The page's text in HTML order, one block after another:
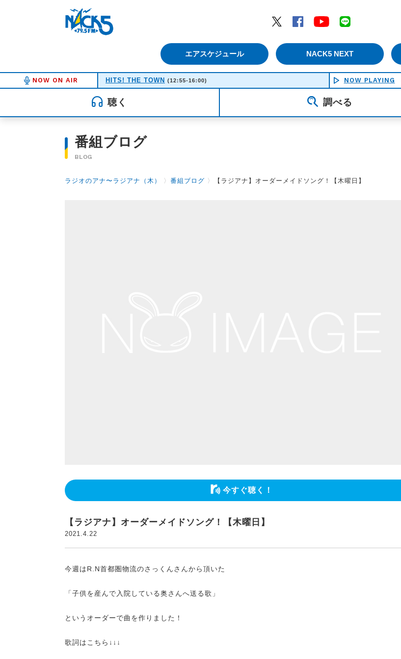
Twitter
Facebook YouTube
エアスケジュール NACK5 NEXT
NOW ON AIR HITS! THE TOWN (12:55-16:00) NOW PLAYING
聴く 調べる
番組ブログ
BLOG
ラジオのアナ〜ラジアナ（木） 〉 番組ブログ 〉 【ラジアナ】オーダーメイドソング！【木曜日】
今すぐ聴く！
【ラジアナ】オーダーメイドソング！【木曜日】
2021.4.22
今週はR.N首都圏物流のさっくんさんから頂いた
「子供を産んで入院している奥さんへ送る歌」
というオーダーで曲を作りました！
歌詞はこちら↓↓↓